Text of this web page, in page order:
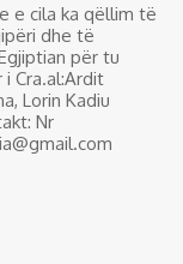
e cila ka qëllim të
dhe të
për tu
Cra.al:Ardit
Lorin Kadiu
Nr